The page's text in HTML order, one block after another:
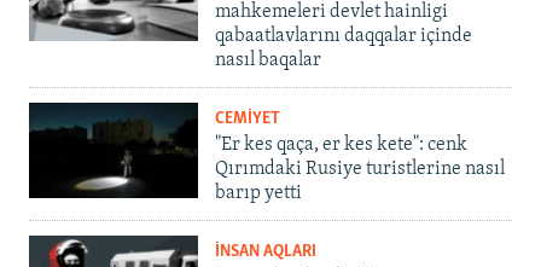
mahkemeleri devlet hainligi
qabaatlavlarını daqqalar içinde
nasıl baqalar
CEMİYET
"Er kes qaça, er kes kete": cenk
Qırımdaki Rusiye turistlerine nasıl
barıp yetti
İNSAN AQLARI